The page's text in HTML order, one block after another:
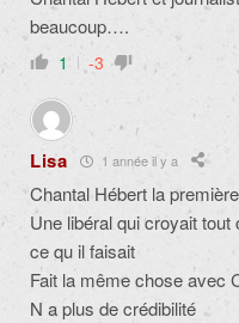
beaucoup….
1 -3
Lisa 1 année il y a
Chantal Hébert la
Une libéral qui croyait
ce qu il faisait
Fait la même chose avec
N a plus de crédibilité